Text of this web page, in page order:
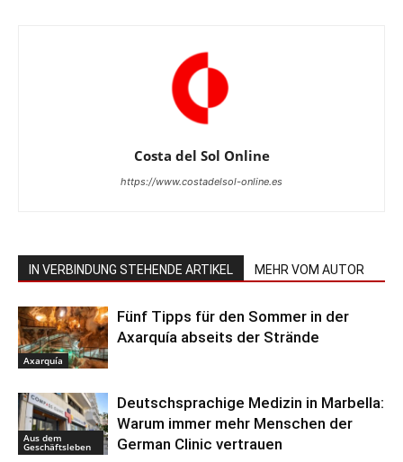
Costa del Sol Online
https://www.costadelsol-online.es
IN VERBINDUNG STEHENDE ARTIKEL MEHR VOM AUTOR
Axarquía
Fünf Tipps für den Sommer in der
Axarquía abseits der Strände
Aus dem
Geschäftsleben
Deutschsprachige Medizin in Marbella:
Warum immer mehr Menschen der
German Clinic vertrauen